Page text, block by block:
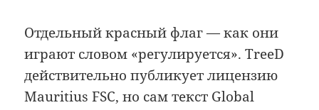
Отдельный красный флаг — как они
играют словом «регулируется». TreeD
действительно публикует лицензию
Mauritius FSC, но сам текст Global